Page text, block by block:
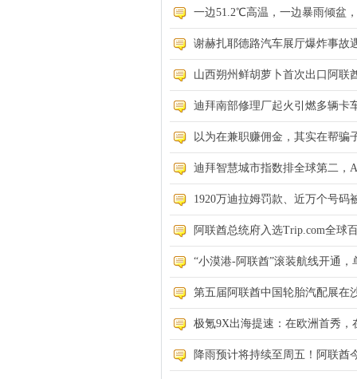
一边51.2℃高温，一边暴雨倾盆
谢赫扎耶德路汽车展厅爆炸事故
山西朔州鲜胡萝卜首次出口阿联
迪拜南部修理厂起火引燃多辆卡
以为在兼职赚佣金，其实在帮骗
迪拜智慧城市指数排全球第二，
1920万迪拉姆罚款、近万个号码
阿联酋总统府入选Trip.com全球
“小漠港-阿联酋”滚装航线开通，
第五届阿联酋中国轮胎汽配展在
极氪9X出海提速：在欧洲首秀，
降雨预计将持续至周五！阿联酋